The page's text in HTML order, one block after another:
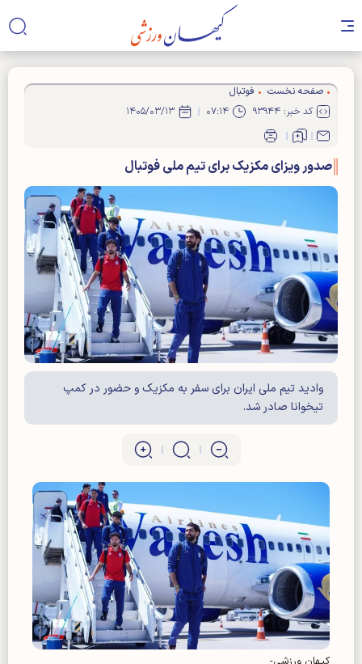
صفحه نخست
فوتبال
کد خبر: ۹۳۹۴۴
۰۷:۱۴ ۱۴۰۵/۰۳/۱۳
صدور ویزای مکزیک برای تیم ملی فوتبال
وادید تیم ملی ایران برای سفر به مکزیک و حضور در کمپ
تیخوانا صادر شد.